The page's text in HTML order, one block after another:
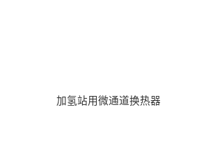
加氢站用微通道换热器